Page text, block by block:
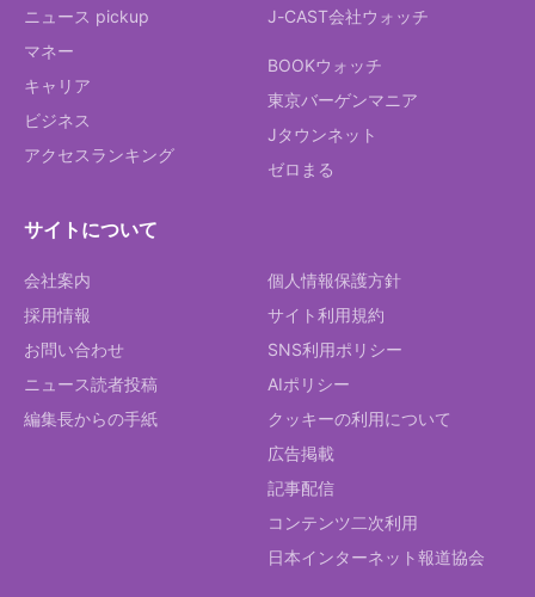
ニュース pickup
マネー
キャリア
ビジネス
アクセスランキング
J-CAST会社ウォッチ
BOOKウォッチ
東京バーゲンマニア
Jタウンネット
ゼロまる
サイトについて
会社案内
採用情報
お問い合わせ
ニュース読者投稿
編集長からの手紙
個人情報保護方針
サイト利用規約
SNS利用ポリシー
AIポリシー
クッキーの利用について
広告掲載
記事配信
コンテンツ二次利用
日本インターネット報道協会